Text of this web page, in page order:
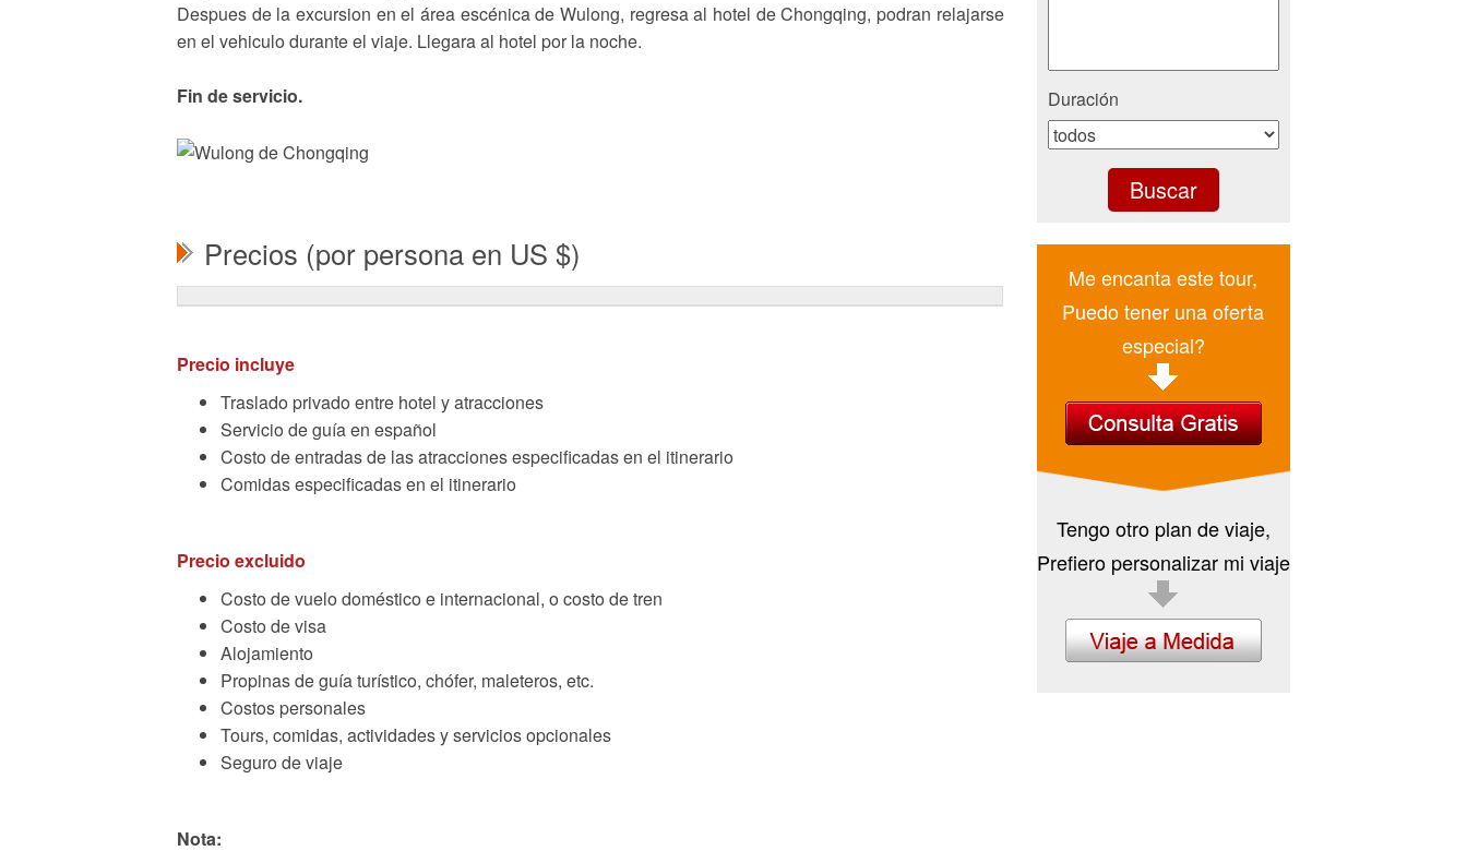
Despues de la excursion en el área escénica de Wulong, regresa al hotel de Chongqing, podran relajarse
en el vehiculo durante el viaje. Llegara al hotel por la noche.
Fin de servicio.
Precios (por persona en US $)
Precio incluye
Traslado privado entre hotel y atracciones
Servicio de guía en español
Costo de entradas de las atracciones especificadas en el itinerario
Comidas especificadas en el itinerario
Precio excluido
Costo de vuelo doméstico e internacional, o costo de tren
Costo de visa
Alojamiento
Propinas de guía turístico, chófer, maleteros, etc.
Costos personales
Tours, comidas, actividades y servicios opcionales
Seguro de viaje
Nota:
Duración
Me encanta este tour,
Puedo tener una oferta
especial?
Tengo otro plan de viaje,
Prefiero personalizar mi viaje